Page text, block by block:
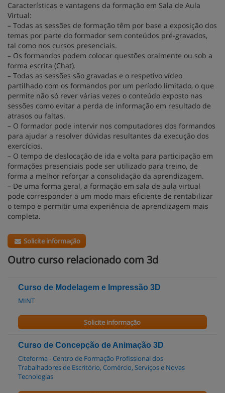
Características e vantagens da formação em Sala de Aula
Virtual:
– Todas as sessões de formação têm por base a exposição dos
temas por parte do formador sem conteúdos pré-gravados,
tal como nos cursos presenciais.
– Os formandos podem colocar questões oralmente ou sob a
forma escrita (Chat).
– Todas as sessões são gravadas e o respetivo vídeo
partilhado com os formandos por um período limitado, o que
permite não só rever várias vezes o conteúdo exposto nas
sessões como evitar a perda de informação em resultado de
atrasos ou faltas.
– O formador pode intervir nos computadores dos formandos
para ajudar a resolver dúvidas resultantes da execução dos
exercícios.
– O tempo de deslocação de ida e volta para participação em
formações presenciais pode ser utilizado para treino, de
forma a melhor reforçar a consolidação da aprendizagem.
– De uma forma geral, a formação em sala de aula virtual
pode corresponder a um modo mais eficiente de rentabilizar
o tempo e permitir uma experiência de aprendizagem mais
completa.
Solicite informação
Outro curso relacionado com 3d
Curso de Modelagem e Impressão 3D
MINT
Solicite informação
Curso de Concepção de Animação 3D
Citeforma - Centro de Formação Profissional dos
Trabalhadores de Escritório, Comércio, Serviços e Novas
Tecnologias